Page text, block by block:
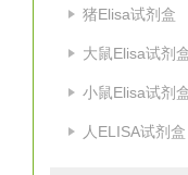
猪Elisa试剂盒
大鼠Elisa试剂
小鼠Elisa试剂
人ELISA试剂盒